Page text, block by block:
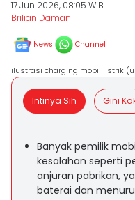
17 Jun 2026, 08:05 WIB
Brilian Damani
News Channel
ilustrasi charging mobil listrik
Intinya Sih Gini
Banyak pemilik
kesalahan seperti
anjuran pabrikan,
baterai dan